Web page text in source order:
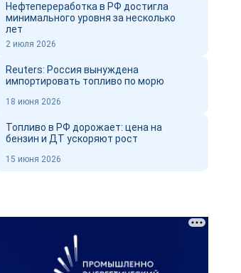
Нефтепереработка в РФ достигла
минимального уровня за несколько
лет
2 июля 2026
Reuters: Россия вынуждена
импортировать топливо по морю
18 июня 2026
Топливо в РФ дорожает: цена на
бензин и ДТ ускоряют рост
15 июня 2026